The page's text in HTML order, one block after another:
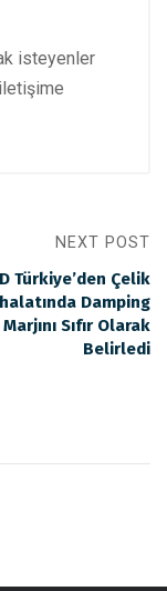
isteyenler
NEXT POST
Türkiye’den Çelik
Damping
Marjını Sıfır Olarak
Belirledi